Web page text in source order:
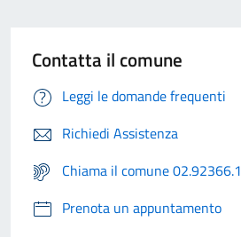
Contatta il comune
Leggi le domande frequenti
Richiedi Assistenza
Chiama il comune 02.92366.1
Prenota un appuntamento